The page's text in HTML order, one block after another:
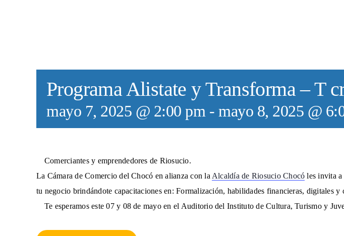
Programa Alistate y Transforma – T
mayo 7, 2025 @ 2:00 pm -mayo 8, 2025 @
Comerciantes y emprendedores de Riosucio.
La Cámara de Comercio del Chocó en alianza con la Alcaldía de Riosucio Chocó les invita a
tu negocio brindándote capacitaciones en: Formalización, habilidades financieras, digitales y
Te esperamos este 07 y 08 de mayo en el Auditorio del Instituto de Cultura, Turismo y